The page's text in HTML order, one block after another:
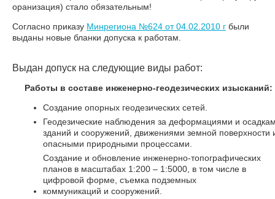
оранизация) стало обязательным!
Согласно приказу Минрегиона №624 от 04.02.2010 г были
выданы новые бланки допуска к работам.
Выдан допуск на следующие виды работ:
Работы в составе инженерно-геодезических изысканий:
Создание опорных геодезических сетей.
Геодезические наблюдения за деформациями и
зданий и сооружений, движениями земной поверхности
опасными природными процессами.
Создание и обновление инженерно-топографических
планов в масштабах 1:200 – 1:5000, в том числе в
цифровой форме, съемка подземных
коммуникаций и сооружений.